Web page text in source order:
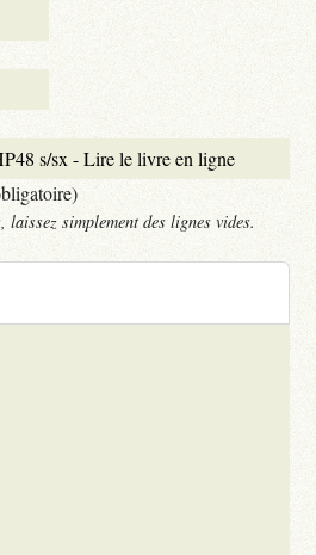
simplement des lignes vides.